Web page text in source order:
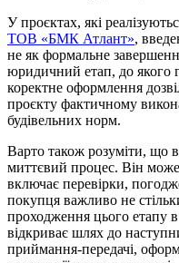
У проєктах, які
ТОВ «БМК Атлант»,
не як формальне
юридичний етап, до якого
коректне оформлення
проєкту фактичному
будівельних норм.
Варто також розуміти, що
миттєвий процес. Він
включає перевірки,
покупця важливо не
проходження цього етапу
відкриває шлях до
приймання-передачі,